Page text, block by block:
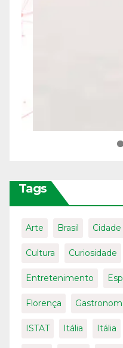
Tags
Arte Brasil
Cultura Curiosidade
Entretenimento
Florença
ISTAT Itália Itália